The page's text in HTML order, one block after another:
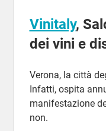
Vinitaly,
dei vini e
Verona, la città
Infatti, ospita
manifestazione
non.